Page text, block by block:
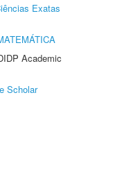
Exatas
Academic
Scholar